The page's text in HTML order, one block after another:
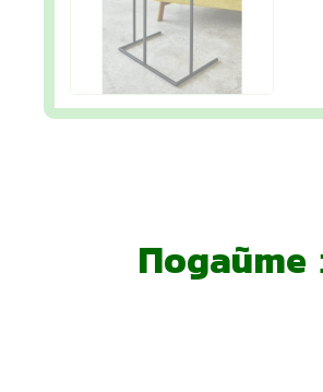
Подайте